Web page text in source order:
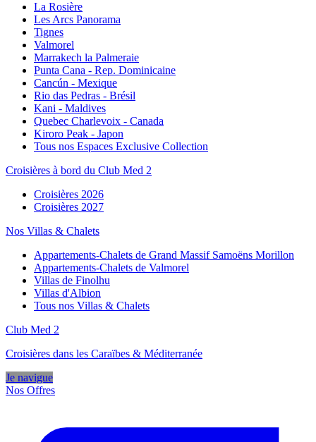
La Rosière
Les Arcs Panorama
Tignes
Valmorel
Marrakech la Palmeraie
Punta Cana - Rep. Dominicaine
Cancún - Mexique
Rio das Pedras - Brésil
Kani - Maldives
Quebec Charlevoix - Canada
Kiroro Peak - Japon
Tous nos Espaces Exclusive Collection
Croisières à bord du Club Med 2
Croisières 2026
Croisières 2027
Nos Villas & Chalets
Appartements-Chalets de Grand Massif Samoëns Morillon
Appartements-Chalets de Valmorel
Villas de Finolhu
Villas d'Albion
Tous nos Villas & Chalets
Club Med 2
Croisières dans les Caraïbes & Méditerranée
Je navigue
Nos Offres